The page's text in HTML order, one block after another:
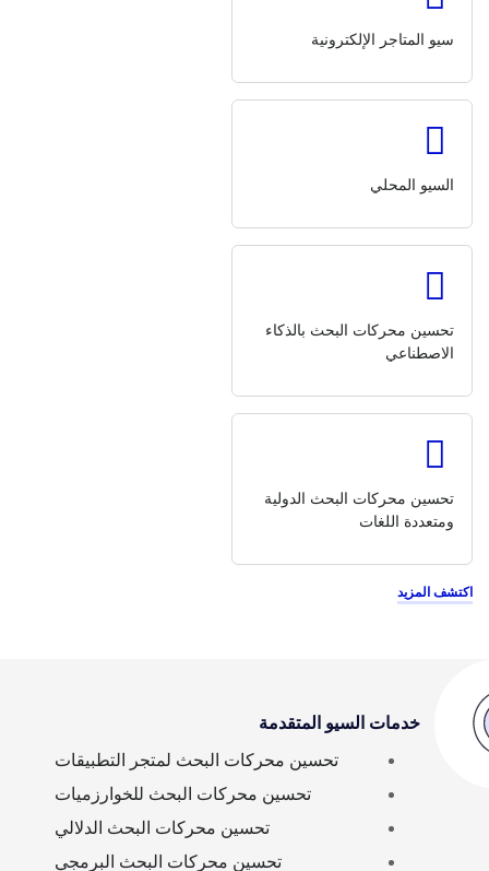
سيو المتاجر الإلكترونية
السيو المحلي
تحسين محركات البحث بالذكاء
الاصطناعي
تحسين محركات البحث الدولية
ومتعددة اللغات
اكتشف المزيد
خدمات السيو المتقدمة
تحسين محركات البحث لمتجر التطبيقات
تحسين محركات البحث للخوارزميات
تحسين محركات البحث الدلالي
تحسين محركات البحث البرمجي